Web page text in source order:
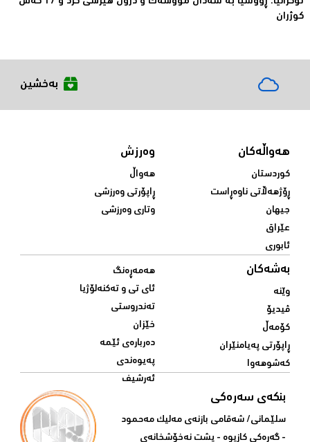
كوژران
بەخشین
هەواڵەکان
کوردستان
ڕۆژهەڵاتی ناوەڕاست
جیهان
عێراق
ئابوری
وەرزش
هەواڵ
ڕاپۆرتی وەرزشی
وتاری وەرزشی
بەشەکان
وێنە
ڤیدیۆ
کۆمەڵ
ڕاپۆرتی پەیامنێران
کەشوهەوا
هەمەڕەنگ
ئای تی و تەکنەلۆژیا
تەندروستی
خێزان
دەربارەی ئێمە
پەیوەندی
ئەرشیف
بنکەی سەرەکی
سلێمانی/ شه‌قامی بازنه‌ی مه‌لیک مه‌حمود
- گه‌ڕه‌کی کازیوه‌ - پشت نه‌خۆشخانه‌ی‌